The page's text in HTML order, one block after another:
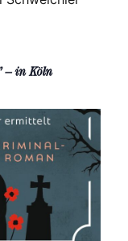
i
g
a
i
– in Köln